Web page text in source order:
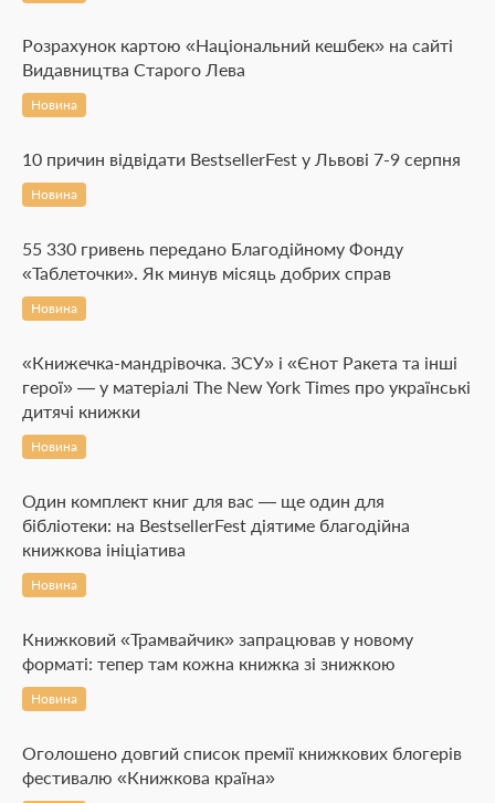
Розрахунок картою «Національний кешбек» на сайті
Видавництва Старого Лева
Новина
10 причин відвідати BestsellerFest у Львові 7-9 серпня
Новина
55 330 гривень передано Благодійному Фонду
«Таблеточки». Як минув місяць добрих справ
Новина
«Книжечка-мандрівочка. ЗСУ» і «Єнот Ракета та інші
герої» — у матеріалі The New York Times про українські
дитячі книжки
Новина
Один комплект книг для вас — ще один для
бібліотеки: на BestsellerFest діятиме благодійна
книжкова ініціатива
Новина
Книжковий «Трамвайчик» запрацював у новому
форматі: тепер там кожна книжка зі знижкою
Новина
Оголошено довгий список премії книжкових блогерів
фестивалю «Книжкова країна»